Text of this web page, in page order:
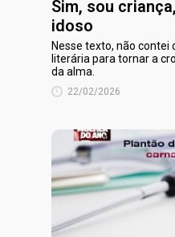
Sim, sou
idoso
Nesse texto, não contei
literária para tornar a
da alma.
22/02/2026